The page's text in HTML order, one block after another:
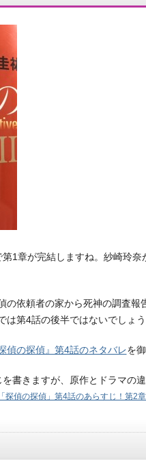
1章が完結しますね。紗崎玲
の依頼者の家から死神の調査
第4話の後半ではないでしょう
探偵の探偵』第4話のネタバレを
書きますが、原作とドラマの
「探偵の探偵」第4話のあらすじ！第2